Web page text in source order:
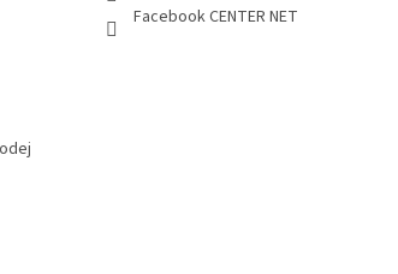
Facebook CENTER NET